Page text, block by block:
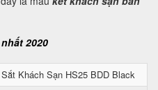
Khách Sạn HS25 BDD Black